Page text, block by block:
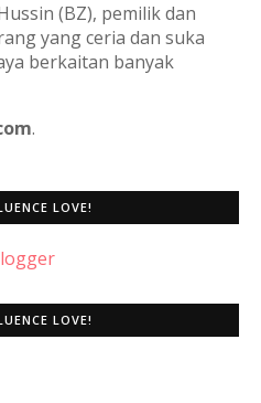
(BZ), pemilik dan
yang ceria dan suka
berkaitan banyak
.
LOVE!
LOVE!